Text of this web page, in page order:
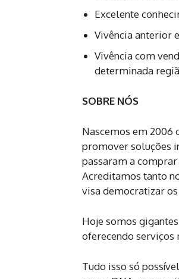
Excelente
Vivência anterior
Vivência com
determinada
SOBRE NÓS
Nascemos em 2006
promover soluções
passaram a
Acreditamos tanto
visa democratizar
Hoje somos
oferecendo serviços
Tudo isso só